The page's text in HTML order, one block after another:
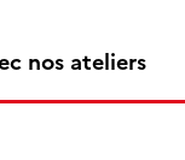
nos ateliers